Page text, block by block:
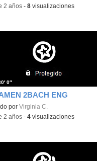
2 años -8 visualizaciones
2BACH ENG
porVirginia C.
0″
2 años -4 visualizaciones